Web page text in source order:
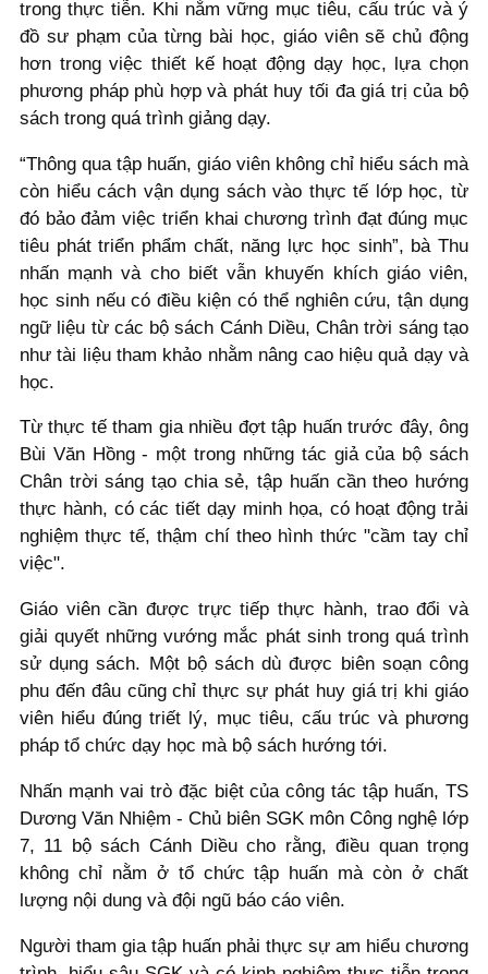
trong thực tiễn. Khi nắm vững mục tiêu, cấu trúc và ý
đồ sư phạm của từng bài học, giáo viên sẽ chủ động
hơn trong việc thiết kế hoạt động dạy học, lựa chọn
phương pháp phù hợp và phát huy tối đa giá trị của bộ
sách trong quá trình giảng dạy.
“Thông qua tập huấn, giáo viên không chỉ hiểu sách mà
còn hiểu cách vận dụng sách vào thực tế lớp học, từ
đó bảo đảm việc triển khai chương trình đạt đúng mục
tiêu phát triển phẩm chất, năng lực học sinh”, bà Thu
nhấn mạnh và cho biết vẫn khuyến khích giáo viên,
học sinh nếu có điều kiện có thể nghiên cứu, tận dụng
ngữ liệu từ các bộ sách Cánh Diều, Chân trời sáng tạo
như tài liệu tham khảo nhằm nâng cao hiệu quả dạy và
học.
Từ thực tế tham gia nhiều đợt tập huấn trước đây, ông
Bùi Văn Hồng - một trong những tác giả của bộ sách
Chân trời sáng tạo chia sẻ, tập huấn cần theo hướng
thực hành, có các tiết dạy minh họa, có hoạt động trải
nghiệm thực tế, thậm chí theo hình thức "cầm tay chỉ
việc".
Giáo viên cần được trực tiếp thực hành, trao đổi và
giải quyết những vướng mắc phát sinh trong quá trình
sử dụng sách. Một bộ sách dù được biên soạn công
phu đến đâu cũng chỉ thực sự phát huy giá trị khi giáo
viên hiểu đúng triết lý, mục tiêu, cấu trúc và phương
pháp tổ chức dạy học mà bộ sách hướng tới.
Nhấn mạnh vai trò đặc biệt của công tác tập huấn, TS
Dương Văn Nhiệm - Chủ biên SGK môn Công nghệ lớp
7, 11 bộ sách Cánh Diều cho rằng, điều quan trọng
không chỉ nằm ở tổ chức tập huấn mà còn ở chất
lượng nội dung và đội ngũ báo cáo viên.
Người tham gia tập huấn phải thực sự am hiểu chương